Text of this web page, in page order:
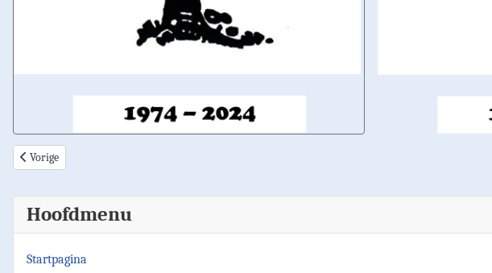
Vorig artikel: Vrijdag 16 februari, extra klus Ouderkerk
Vorige
Hoofdmenu
Startpagina